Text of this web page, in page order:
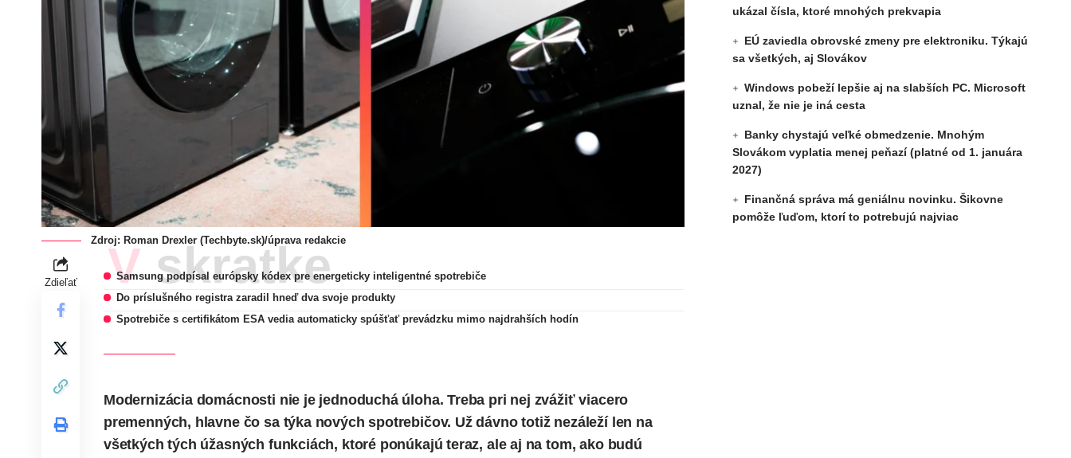
Zdroj: Roman Drexler (Techbyte.sk)/úprava redakcie
Zdieľať V skratke
Samsung podpísal európsky kódex pre energeticky inteligentné spotrebiče
Do príslušného registra zaradil hneď dva svoje produkty
Spotrebiče s certifikátom ESA vedia automaticky spúšťať prevádzku mimo najdrahších hodín
Modernizácia domácnosti nie je jednoduchá úloha. Treba pri nej zvážiť viacero
premenných, hlavne čo sa týka nových spotrebičov. Už dávno totiž nezáleží len na
všetkých tých úžasných funkciách, ktoré ponúkajú teraz, ale aj na tom, ako budú
ukázal čísla, ktoré mnohých prekvapia
EÚ zaviedla obrovské zmeny pre elektroniku. Týkajú
sa všetkých, aj Slovákov
Windows pobeží lepšie aj na slabších PC. Microsoft
uznal, že nie je iná cesta
Banky chystajú veľké obmedzenie. Mnohým
Slovákom vyplatia menej peňazí (platné od 1. januára
2027)
Finančná správa má geniálnu novinku. Šikovne
pomôže ľuďom, ktorí to potrebujú najviac